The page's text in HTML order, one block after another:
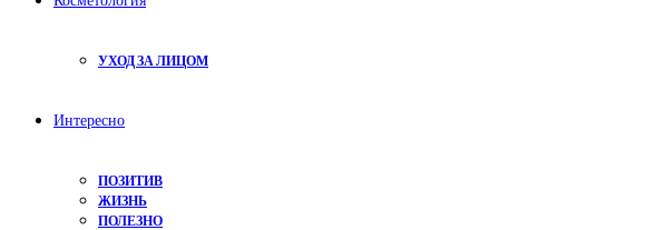
УХОД ЗА ЛИЦОМ
Интересно
ПОЗИТИВ
ЖИЗНЬ
ПОЛЕЗНО